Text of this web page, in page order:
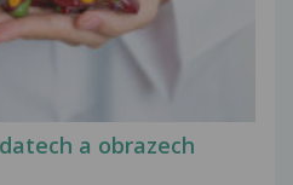
a obrazech